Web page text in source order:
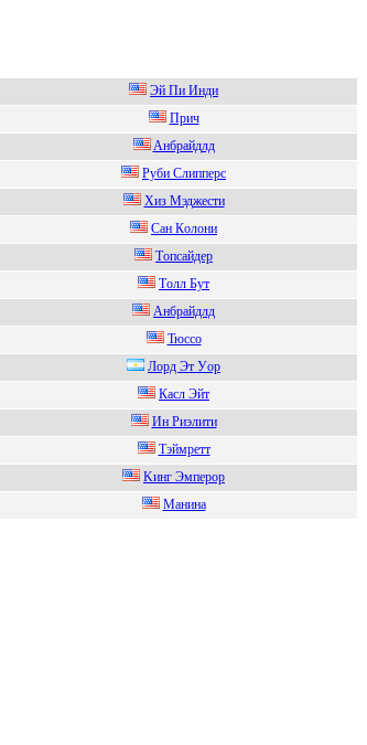
Эй Пи Инди
Пpич
Aнбpайдлд
Pуби Слипперс
Xиз Мэджecти
Caн Кoлoни
Тoпсайдep
Тoлл Бут
Анбрайдлд
Тюссo
Лopд Эт Уop
Касл Эйт
Ин Риэлити
Tэймpетт
Kинг Эмперор
Манина